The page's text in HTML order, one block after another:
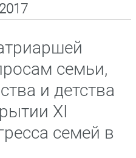
семьи,
и детства
XI
семей в